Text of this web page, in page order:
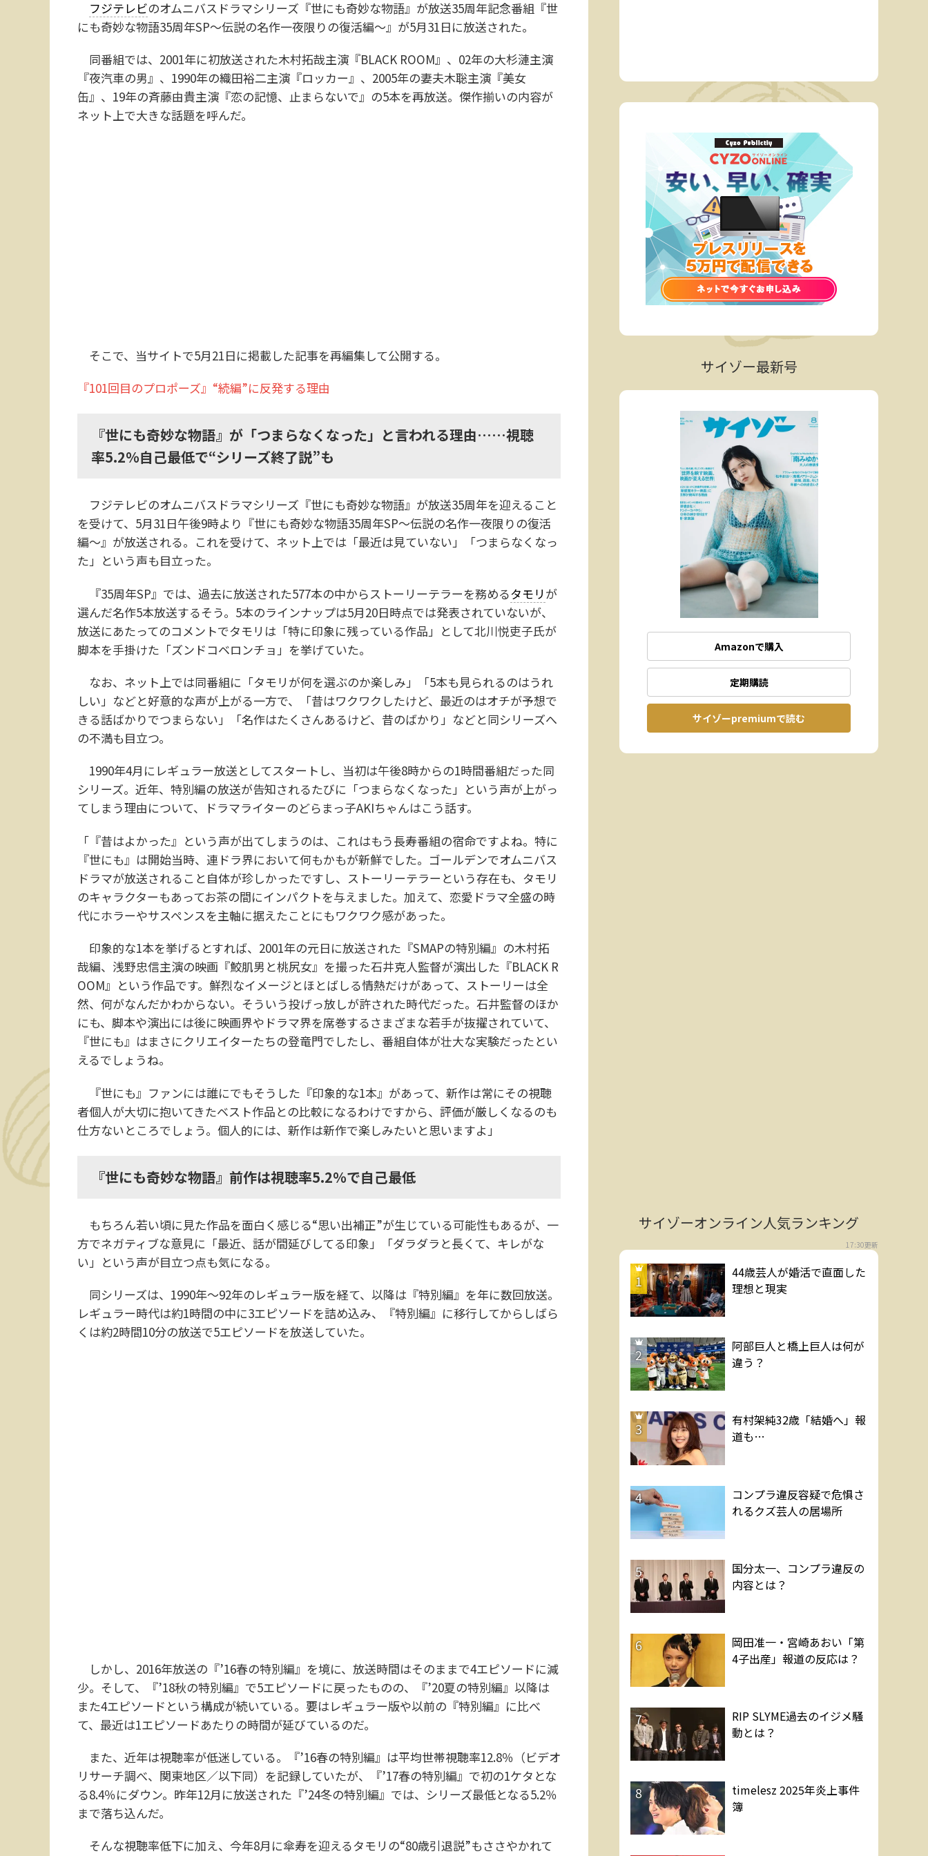
フジテレビのオムニバスドラマシリーズ『世にも奇妙な物語』が放送35周年記念番組『世
にも奇妙な物語35周年SP～伝説の名作一夜限りの復活編～』が5月31日に放送された。
同番組では、2001年に初放送された木村拓哉主演『BLACK ROOM』、02年の大杉漣主演
『夜汽車の男』、1990年の織田裕二主演『ロッカー』、2005年の妻夫木聡主演『美女
缶』、19年の斉藤由貴主演『恋の記憶、止まらないで』の5本を再放送。傑作揃いの内容が
ネット上で大きな話題を呼んだ。
そこで、当サイトで5月21日に掲載した記事を再編集して公開する。
『101回目のプロポーズ』“続編”に反発する理由
『世にも奇妙な物語』が「つまらなくなった」と言われる理由……視聴
率5.2％自己最低で“シリーズ終了説”も
フジテレビのオムニバスドラマシリーズ『世にも奇妙な物語』が放送35周年を迎えること
を受けて、5月31日午後9時より『世にも奇妙な物語35周年SP～伝説の名作一夜限りの復活
編～』が放送される。これを受けて、ネット上では「最近は見ていない」「つまらなくなっ
た」という声も目立った。
『35周年SP』では、過去に放送された577本の中からストーリーテラーを務めるタモリ が
選んだ名作5本放送するそう。5本のラインナップは5月20日時点では発表されていないが、
放送にあたってのコメントでタモリは「特に印象に残っている作品」として北川悦吏子氏が
脚本を手掛けた「ズンドコベロンチョ」を挙げていた。
なお、ネット上では同番組に「タモリが何を選ぶのか楽しみ」「5本も見られるのはうれ
しい」などと好意的な声が上がる一方で、「昔はワクワクしたけど、最近のはオチが予想で
きる話ばかりでつまらない」「名作はたくさんあるけど、昔のばかり」などと同シリーズへ
の不満も目立つ。
1990年4月にレギュラー放送としてスタートし、当初は午後8時からの1時間番組だった同
シリーズ。近年、特別編の放送が告知されるたびに「つまらなくなった」という声が上がっ
てしまう理由について、ドラマライターのどらまっ子AKIちゃんはこう話す。
「『昔はよかった』という声が出てしまうのは、これはもう長寿番組の宿命ですよね。特に
『世にも』は開始当時、連ドラ界において何もかもが新鮮でした。ゴールデンでオムニバス
ドラマが放送されること自体が珍しかったですし、ストーリーテラーという存在も、タモリ
のキャラクターもあってお茶の間にインパクトを与えました。加えて、恋愛ドラマ全盛の時
代にホラーやサスペンスを主軸に据えたことにもワクワク感があった。
印象的な1本を挙げるとすれば、2001年の元日に放送された『SMAPの特別編』の木村拓
哉編、浅野忠信主演の映画『鮫肌男と桃尻女』を撮った石井克人監督が演出した『BLACK R
OOM』という作品です。鮮烈なイメージとほとばしる情熱だけがあって、ストーリーは全
然、何がなんだかわからない。そういう投げっ放しが許された時代だった。石井監督のほか
にも、脚本や演出には後に映画界やドラマ界を席巻するさまざまな若手が抜擢されていて、
『世にも』はまさにクリエイターたちの登竜門でしたし、番組自体が壮大な実験だったとい
えるでしょうね。
『世にも』ファンには誰にでもそうした『印象的な1本』があって、新作は常にその視聴
者個人が大切に抱いてきたベスト作品との比較になるわけですから、評価が厳しくなるのも
仕方ないところでしょう。個人的には、新作は新作で楽しみたいと思いますよ」
『世にも奇妙な物語』前作は視聴率5.2％で自己最低
もちろん若い頃に見た作品を面白く感じる“思い出補正”が生じている可能性もあるが、一
方でネガティブな意見に「最近、話が間延びしてる印象」「ダラダラと長くて、キレがな
い」という声が目立つ点も気になる。
同シリーズは、1990年～92年のレギュラー版を経て、以降は『特別編』を年に数回放送。
レギュラー時代は約1時間の中に3エピソードを詰め込み、『特別編』に移行してからしばら
くは約2時間10分の放送で5エピソードを放送していた。
しかし、2016年放送の『’16春の特別編』を境に、放送時間はそのままで4エピソードに減
少。そして、『’18秋の特別編』で5エピソードに戻ったものの、『’20夏の特別編』以降は
また4エピソードという構成が続いている。要はレギュラー版や以前の『特別編』に比べ
て、最近は1エピソードあたりの時間が延びているのだ。
また、近年は視聴率が低迷している。『’16春の特別編』は平均世帯視聴率12.8％（ビデオ
リサーチ調べ、関東地区／以下同）を記録していたが、『’17春の特別編』で初の1ケタとな
る8.4％にダウン。昨年12月に放送された『’24冬の特別編』では、シリーズ最低となる5.2％
まで落ち込んだ。
そんな視聴率低下に加え、今年8月に傘寿を迎えるタモリの“80歳引退説”もささやかれて
サイゾー最新号
Amazonで購入
定期購読
サイゾーpremiumで読む
サイゾーオンライン人気ランキング
17:30更新
1
44歳芸人が婚活で直面した
理想と現実
2
阿部巨人と橋上巨人は何が
違う？
3
有村架純32歳「結婚へ」報
道も…
4
コンプラ違反容疑で危惧さ
れるクズ芸人の居場所
5
国分太一、コンプラ違反の
内容とは？
6
岡田准一・宮崎あおい「第
4子出産」報道の反応は？
7
RIP SLYME過去のイジメ騒
動とは？
8
timelesz 2025年炎上事件
簿